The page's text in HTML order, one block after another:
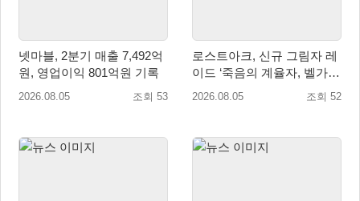
넷마블, 2분기 매출 7,492억
원, 영업이익 801억원 기록
2026.08.05 조회 53
로스트아크, 신규 그림자 레
이드 ‘죽음의 계율자, 벨가르
딘’ 업데이트
2026.08.05 조회 52